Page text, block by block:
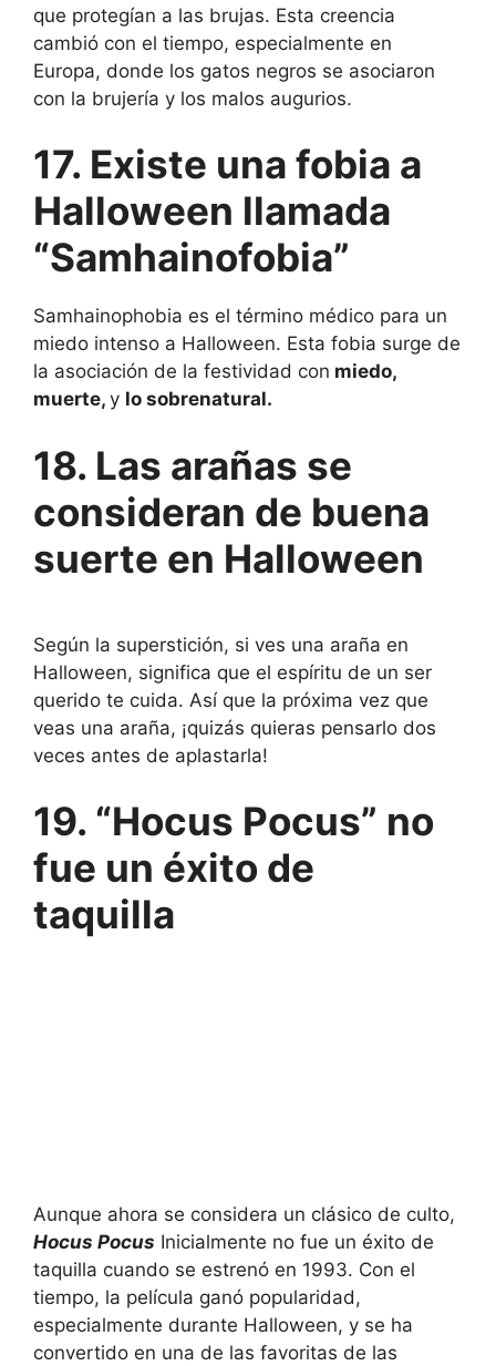
que protegían a las brujas. Esta creencia
cambió con el tiempo, especialmente en
Europa, donde los gatos negros se asociaron
con la brujería y los malos augurios.
17. Existe una fobia a
Halloween llamada
“Samhainofobia”
Samhainophobia es el término médico para un
miedo intenso a Halloween. Esta fobia surge de
la asociación de la festividad con miedo,
muerte, y lo sobrenatural.
18. Las arañas se
consideran de buena
suerte en Halloween
Según la superstición, si ves una araña en
Halloween, significa que el espíritu de un ser
querido te cuida. Así que la próxima vez que
veas una araña, ¡quizás quieras pensarlo dos
veces antes de aplastarla!
19. “Hocus Pocus” no
fue un éxito de
taquilla
Aunque ahora se considera un clásico de culto,
Hocus Pocus Inicialmente no fue un éxito de
taquilla cuando se estrenó en 1993. Con el
tiempo, la película ganó popularidad,
especialmente durante Halloween, y se ha
convertido en una de las favoritas de las